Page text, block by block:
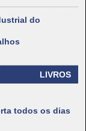
do
LIVROS
todos os dias